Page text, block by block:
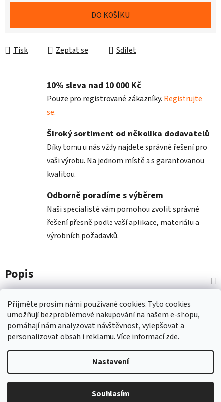
Přijměte prosím námi používané cookies. Tytocookies
umožňujíbezproblémové nakupování na našem e-shopu,
pomáhají námanalyzovat návštěvnost,vylepšovat a
personalizovatobsah i reklamu.Více informacízde.
Nastavení
Souhlasím
DO KOŠÍKU
Tisk Zeptat se Sdílet
10% sleva nad 10 000 Kč
Pouze pro registrované zákazníky. Registrujte
se.
Široký sortiment od několika dodavatelů
Díky tomu u nás vždy najdete správné řešení pro
vaši výrobu. Na jednom místě a s garantovanou
kvalitou.
Odborně poradíme s výběrem
Naši specialisté vám pomohou zvolit správné
řešení přesně podle vaší aplikace, materiálu a
výrobních požadavků.
Popis
Diskuze
Vytvořil Shoptet
Nástroje COMAGRAV